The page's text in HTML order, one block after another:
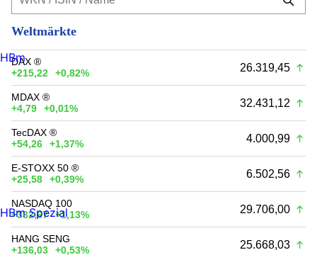
Weltmärkte
DAX ®
+215,22
+0,82% 26.319,45
MDAX ®
+4,79
+0,01% 32.431,12
TecDAX ®
+54,26
+1,37% 4.000,99
E-STOXX 50 ®
+25,58
+0,39% 6.502,56
NASDAQ 100
+332,67
+1,13% 29.706,00
HANG SENG
+136,03
+0,53% 25.668,03
HBm
HBm Spezial